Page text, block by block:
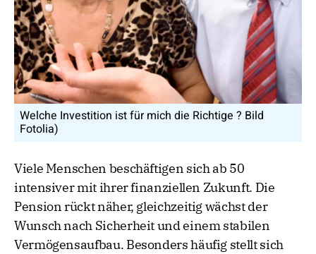
Welche Investition ist für mich die Richtige ? Bild
Fotolia)
Viele Menschen beschäftigen sich ab 50
intensiver mit ihrer finanziellen Zukunft. Die
Pension rückt näher, gleichzeitig wächst der
Wunsch nach Sicherheit und einem stabilen
Vermögensaufbau. Besonders häufig stellt sich